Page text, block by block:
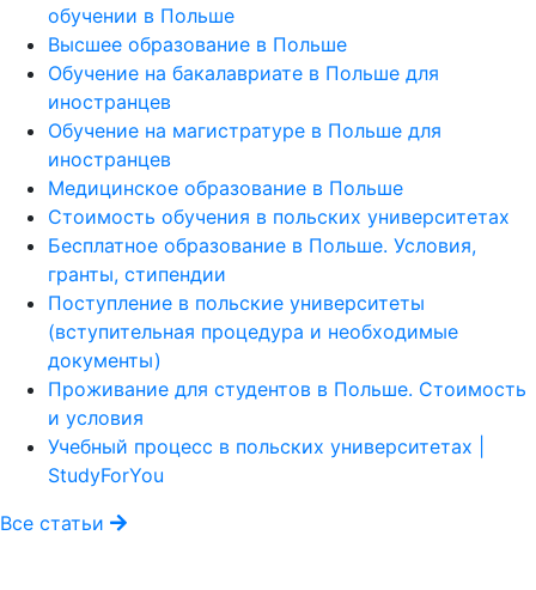
обучении в Польше
Высшее образование в Польше
Обучение на бакалавриате в Польше для
иностранцев
Обучение на магистратуре в Польше для
иностранцев
Медицинское образование в Польше
Стоимость обучения в польских университетах
Бесплатное образование в Польше. Условия,
гранты, стипендии
Поступление в польские университеты
(вступительная процедура и необходимые
документы)
Проживание для студентов в Польше. Стоимость
и условия
Учебный процесс в польских университетах |
StudyForYou
Все статьи